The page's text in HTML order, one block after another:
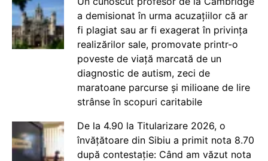
a demisionat în urma acuzațiilor că ar
fi plagiat sau ar fi exagerat în privința
realizărilor sale, promovate printr-o
poveste de viață marcată de un
diagnostic de autism, zeci de
maratoane parcurse și milioane de lire
strânse în scopuri caritabile
De la 4.90 la Titularizare 2026, o
învățătoare din Sibiu a primit nota 8.70
după contestație: Când am văzut nota